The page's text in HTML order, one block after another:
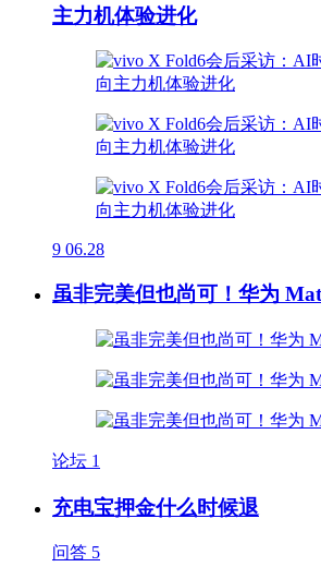
主力机体验进化
9 06.28
虽非完美但也尚可！华为
论坛 1
充电宝押金什么时候退
问答 5